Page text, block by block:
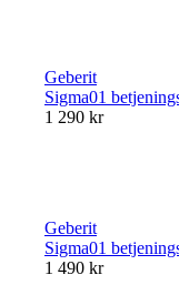
Geberit
Sigma01
1 290 kr
Geberit
Sigma01
1 490 kr